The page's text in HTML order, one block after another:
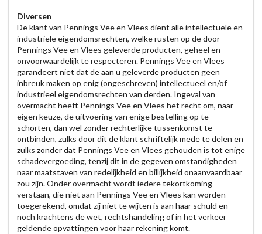
Diversen
De klant van Pennings Vee en Vlees dient alle intellectuele en
industriële eigendomsrechten, welke rusten op de door
Pennings Vee en Vlees geleverde producten, geheel en
onvoorwaardelijk te respecteren. Pennings Vee en Vlees
garandeert niet dat de aan u geleverde producten geen
inbreuk maken op enig (ongeschreven) intellectueel en/of
industrieel eigendomsrechten van derden. Ingeval van
overmacht heeft Pennings Vee en Vlees het recht om, naar
eigen keuze, de uitvoering van enige bestelling op te
schorten, dan wel zonder rechterlijke tussenkomst te
ontbinden, zulks door dit de klant schriftelijk mede te delen en
zulks zonder dat Pennings Vee en Vlees gehouden is tot enige
schadevergoeding, tenzij dit in de gegeven omstandigheden
naar maatstaven van redelijkheid en billijkheid onaanvaardbaar
zou zijn. Onder overmacht wordt iedere tekortkoming
verstaan, die niet aan Pennings Vee en Vlees kan worden
toegerekend, omdat zij niet te wijten is aan haar schuld en
noch krachtens de wet, rechtshandeling of in het verkeer
geldende opvattingen voor haar rekening komt.